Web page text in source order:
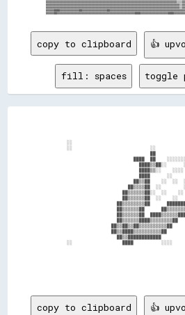
copy to clipboard 👍
fill: spaces toggle
░░
░░                            ░░
░░                  ████          ░░░░
copy to clipboard 👍